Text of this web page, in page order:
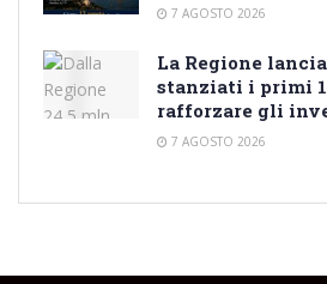
7 AGOSTO 2026
La Regione
stanziati i primi
rafforzare gli
7 AGOSTO 2026